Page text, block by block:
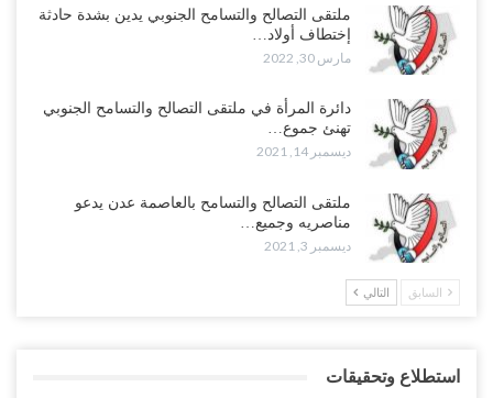
ملتقى التصالح والتسامح الجنوبي يدين بشدة حادثة
إختطاف أولاد…
مارس 30, 2022
دائرة المرأة في ملتقى التصالح والتسامح الجنوبي
تهنئ جموع…
ديسمبر 14, 2021
ملتقى التصالح والتسامح بالعاصمة عدن يدعو
مناصريه وجميع…
ديسمبر 3, 2021
السابق التالي
استطلاع وتحقيقات